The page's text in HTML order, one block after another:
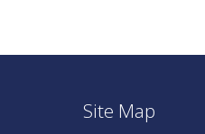
Site Map